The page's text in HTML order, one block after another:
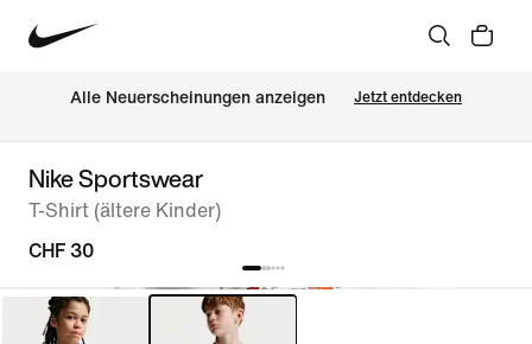
Alle Neuerscheinungen anzeigen Jetzt entdecken
Nike Sportswear
T-Shirt (ältere Kinder)
CHF 30